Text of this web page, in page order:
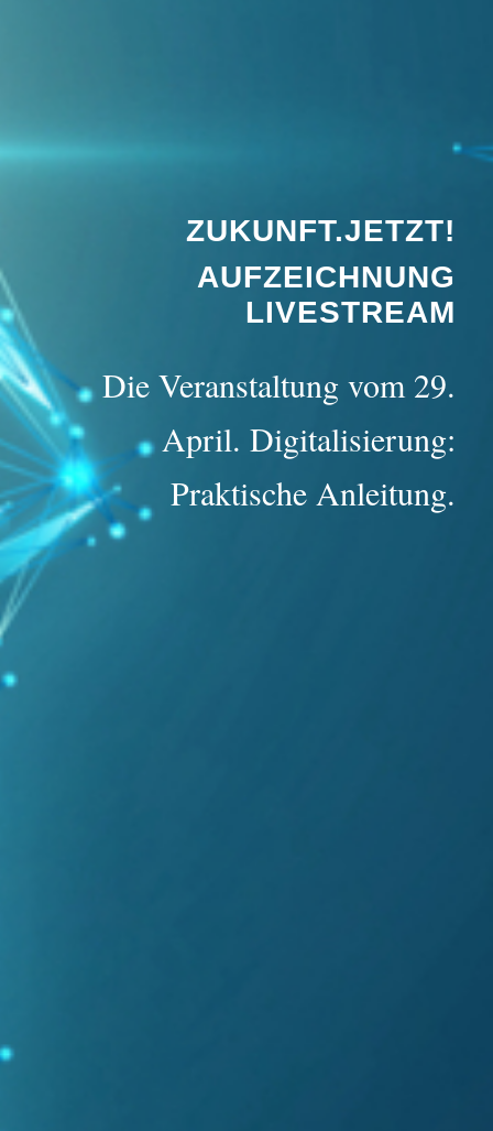
ZUKUNFT.JETZT!
AUFZEICHNUNG
LIVESTREAM
Die Veranstaltung vom 29.
April. Digitalisierung:
Praktische Anleitung.